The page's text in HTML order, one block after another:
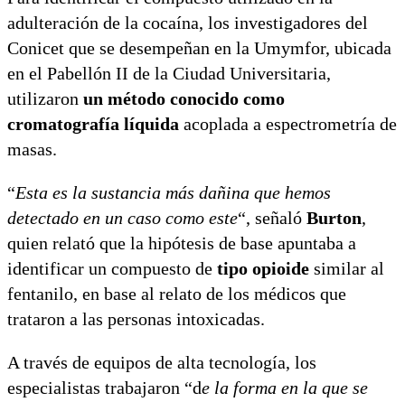
adulteración de la cocaína, los investigadores del
Conicet que se desempeñan en la Umymfor, ubicada
en el Pabellón II de la Ciudad Universitaria,
utilizaron un método conocido como
cromatografía líquida acoplada a espectrometría de
masas.
“Esta es la sustancia más dañina que hemos
detectado en un caso como este“, señaló Burton,
quien relató que la hipótesis de base apuntaba a
identificar un compuesto de tipo opioide similar al
fentanilo, en base al relato de los médicos que
trataron a las personas intoxicadas.
A través de equipos de alta tecnología, los
especialistas trabajaron “de la forma en la que se